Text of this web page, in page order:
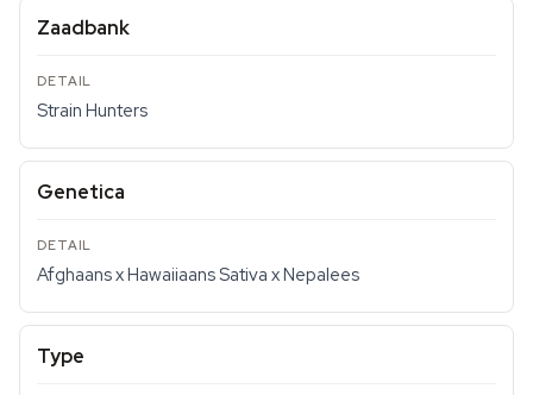
Zaadbank
Strain Hunters
Genetica
Afghaans x Hawaiiaans Sativa x Nepalees
Type